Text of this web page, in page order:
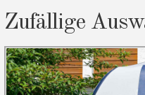
Zufällige